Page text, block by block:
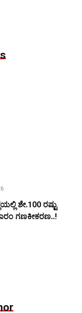
ಶೇ.100 ರಷ್ಟು
ಗಣಕೀಕರಣ..!